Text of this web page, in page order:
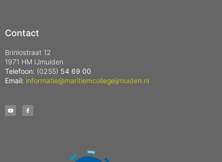
Contact
Briniostraat 12
1971 HM IJmuiden
Telefoon: (0255) 54 69 00
Email: informatie@maritiemcollegeijmuiden.nl